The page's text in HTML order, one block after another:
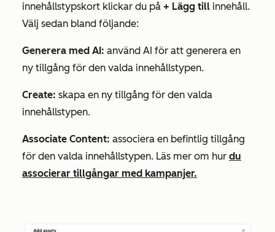
innehållstypskort klickar du på + Lägg till innehåll.
Välj sedan bland följande:
Generera med AI: använd AI för att generera en
ny tillgång för den valda innehållstypen.
Create: skapa en ny tillgång för den valda
innehållstypen.
Associate Content: associera en befintlig tillgång
för den valda innehållstypen. Läs mer om hur du
associerar tillgångar med kampanjer.